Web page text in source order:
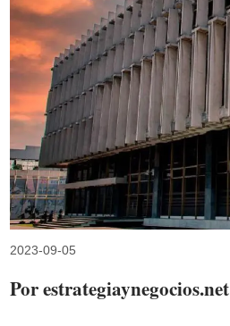
2023-09-05
Por estrategiaynegocios.net